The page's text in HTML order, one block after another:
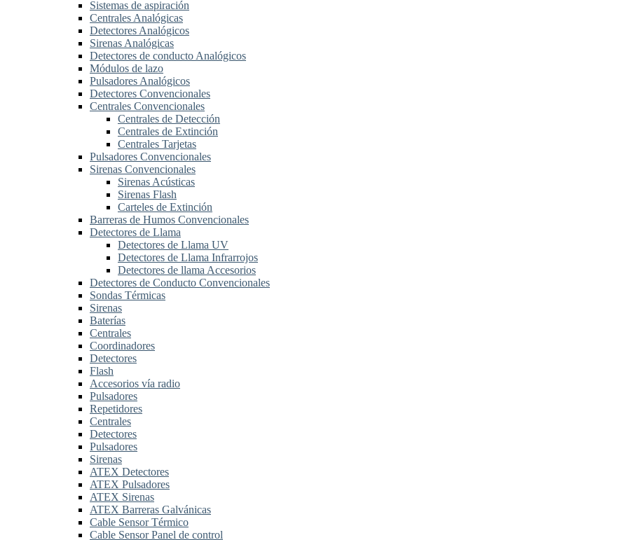
Sistemas de aspiración
Centrales Analógicas
Detectores Analógicos
Sirenas Analógicas
Detectores de conducto Analógicos
Módulos de lazo
Pulsadores Analógicos
Detectores Convencionales
Centrales Convencionales
Centrales de Detección
Centrales de Extinción
Centrales Tarjetas
Pulsadores Convencionales
Sirenas Convencionales
Sirenas Acústicas
Sirenas Flash
Carteles de Extinción
Barreras de Humos Convencionales
Detectores de Llama
Detectores de Llama UV
Detectores de Llama Infrarrojos
Detectores de llama Accesorios
Detectores de Conducto Convencionales
Sondas Térmicas
Sirenas
Baterías
Centrales
Coordinadores
Detectores
Flash
Accesorios vía radio
Pulsadores
Repetidores
Centrales
Detectores
Pulsadores
Sirenas
ATEX Detectores
ATEX Pulsadores
ATEX Sirenas
ATEX Barreras Galvánicas
Cable Sensor Térmico
Cable Sensor Panel de control